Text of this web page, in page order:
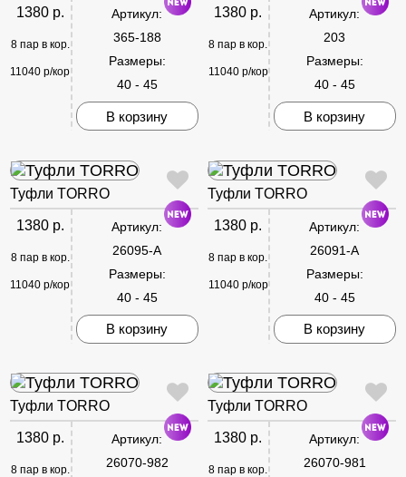
1380 р.
8 пар в кор.
11040 р/кор
Артикул:
365-188
Размеры:
40 - 45
В корзину
1380 р.
8 пар в кор.
11040 р/кор
Артикул:
203
Размеры:
40 - 45
В корзину
Туфли TORRO
1380 р.
8 пар в кор.
11040 р/кор
Артикул:
26095-A
Размеры:
40 - 45
В корзину
Туфли TORRO
1380 р.
8 пар в кор.
11040 р/кор
Артикул:
26091-A
Размеры:
40 - 45
В корзину
Туфли TORRO
1380 р.
8 пар в кор.
Артикул:
26070-982
Туфли TORRO
1380 р.
8 пар в кор.
Артикул:
26070-981